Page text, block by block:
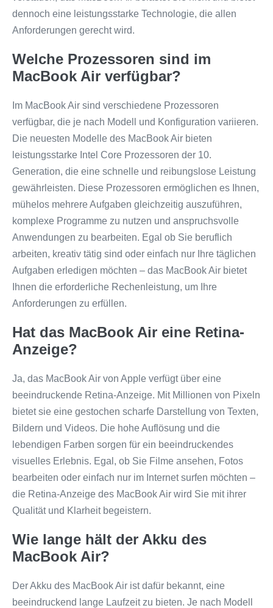
dennoch eine leistungsstarke Technologie, die allen
Anforderungen gerecht wird.
Welche Prozessoren sind im
MacBook Air verfügbar?
Im MacBook Air sind verschiedene Prozessoren
verfügbar, die je nach Modell und Konfiguration variieren.
Die neuesten Modelle des MacBook Air bieten
leistungsstarke Intel Core Prozessoren der 10.
Generation, die eine schnelle und reibungslose Leistung
gewährleisten. Diese Prozessoren ermöglichen es Ihnen,
mühelos mehrere Aufgaben gleichzeitig auszuführen,
komplexe Programme zu nutzen und anspruchsvolle
Anwendungen zu bearbeiten. Egal ob Sie beruflich
arbeiten, kreativ tätig sind oder einfach nur Ihre täglichen
Aufgaben erledigen möchten – das MacBook Air bietet
Ihnen die erforderliche Rechenleistung, um Ihre
Anforderungen zu erfüllen.
Hat das MacBook Air eine Retina-
Anzeige?
Ja, das MacBook Air von Apple verfügt über eine
beeindruckende Retina-Anzeige. Mit Millionen von Pixeln
bietet sie eine gestochen scharfe Darstellung von Texten,
Bildern und Videos. Die hohe Auflösung und die
lebendigen Farben sorgen für ein beeindruckendes
visuelles Erlebnis. Egal, ob Sie Filme ansehen, Fotos
bearbeiten oder einfach nur im Internet surfen möchten –
die Retina-Anzeige des MacBook Air wird Sie mit ihrer
Qualität und Klarheit begeistern.
Wie lange hält der Akku des
MacBook Air?
Der Akku des MacBook Air ist dafür bekannt, eine
beeindruckend lange Laufzeit zu bieten. Je nach Modell